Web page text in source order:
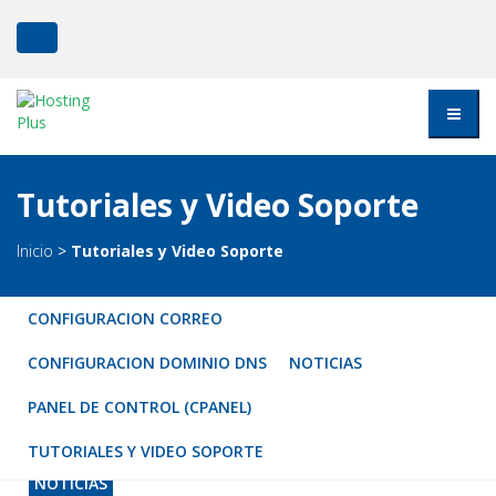
Tutoriales y Video Soporte
Inicio > Tutoriales y Video Soporte
CONFIGURACION CORREO
CONFIGURACION DOMINIO DNS NOTICIAS
PANEL DE CONTROL (CPANEL)
TUTORIALES Y VIDEO SOPORTE
NOTICIAS
NOTICIAS